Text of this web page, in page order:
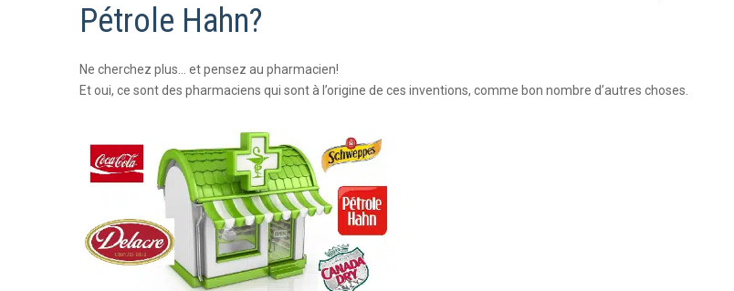
Pétrole Hahn?
Ne cherchez plus… et pensez au pharmacien!
Et oui, ce sont des pharmaciens qui sont à l’origine de ces inventions, comme bon nombre d’autres choses.